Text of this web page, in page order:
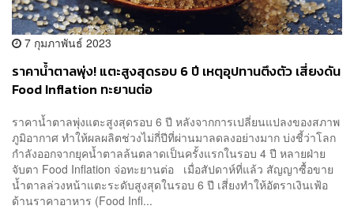
7 กุมภาพันธ์ 2023
ราคาน้ำตาลพุ่ง! แตะสูงสุดรอบ 6 ปี เหตุอุปทานตึงตัว เสี่ยงดัน
Food Inflation ทะยานต่อ
ราคาน้ำตาลพุ่งแตะสูงสุดรอบ 6 ปี หลังจากการเปลี่ยนแปลงของสภาพ
ภูมิอากาศ ทำให้ผลผลิตช่วงไม่กี่ปีที่ผ่านมาลดลงอย่างมาก บ่งชี้ว่าโลก
กำลังออกจากยุคน้ำตาลล้นตลาดเป็นครั้งแรกในรอบ 4 ปี หลายฝ่าย
จับตา Food Inflation จ่อทะยานต่อ เมื่อสัปดาห์ที่แล้ว สัญญาซื้อขาย
น้ำตาลล่วงหน้าแตะระดับสูงสุดในรอบ 6 ปี เสี่ยงทำให้อัตราเงินเฟ้อ
ด้านราคาอาหาร (Food Infl...